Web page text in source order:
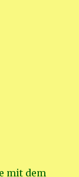
mit dem